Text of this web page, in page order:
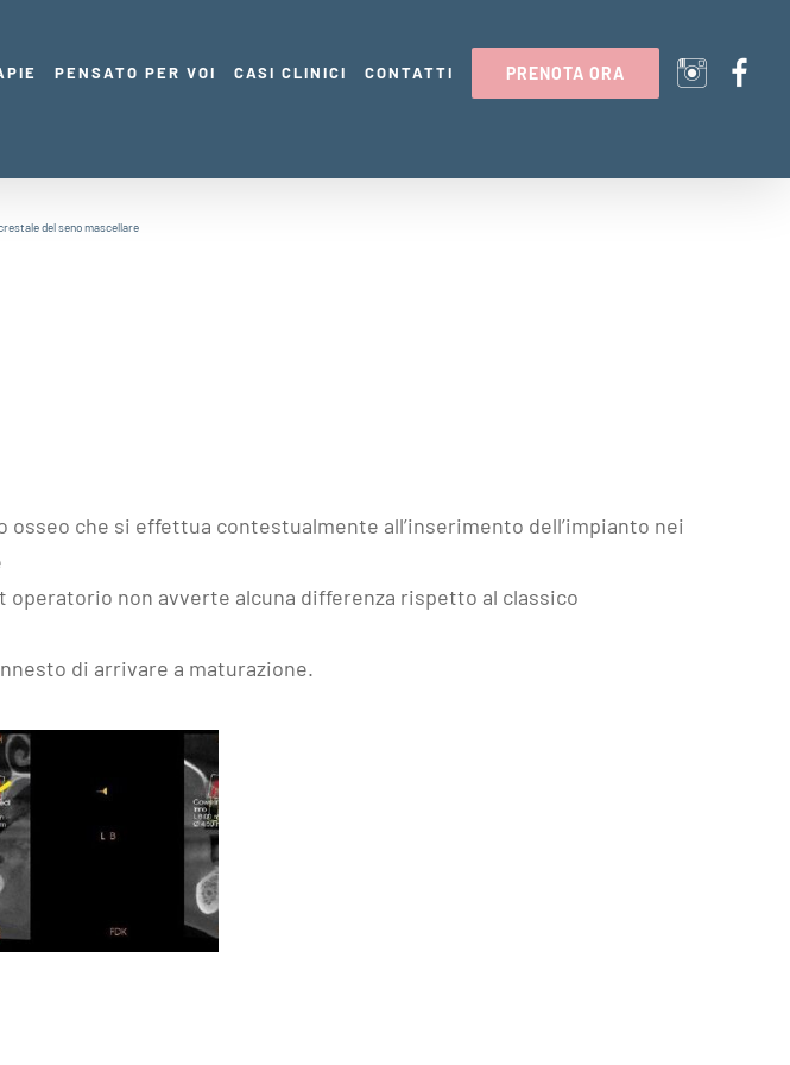
PENSATO PER VOI CASI CLINICI CONTATTI PRENOTA ORA
del seno mascellare
che si effettua contestualmente all’inserimento dell’impianto nei
non avverte alcuna differenza rispetto al classico
di arrivare a maturazione.